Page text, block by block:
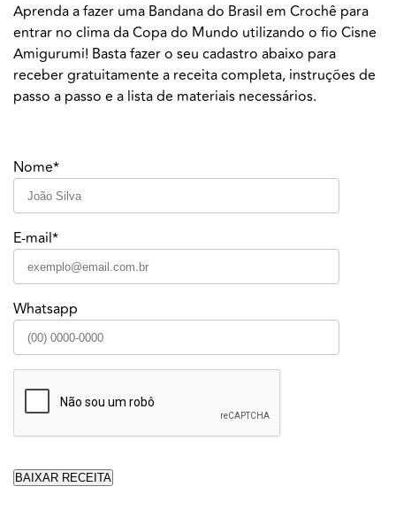
Aprenda a fazer uma Bandana do Brasil em Crochê para
entrar no clima da Copa do Mundo utilizando o fio Cisne
Amigurumi! Basta fazer o seu cadastro abaixo para
receber gratuitamente a receita completa, instruções de
passo a passo e a lista de materiais necessários.
Nome*
E-mail*
Whatsapp